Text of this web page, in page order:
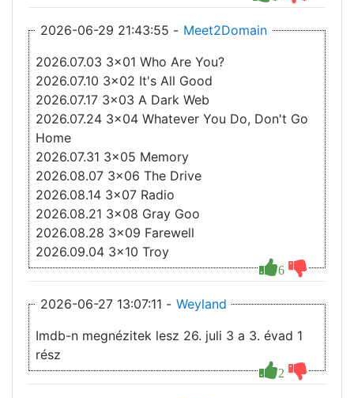
2026-06-29 21:43:55 - Meet2Domain
6
2026.07.03 3x01 Who Are You?
2026.07.10 3x02 It's All Good
2026.07.17 3x03 A Dark Web
2026.07.24 3x04 Whatever You Do, Don't Go
Home
2026.07.31 3x05 Memory
2026.08.07 3x06 The Drive
2026.08.14 3x07 Radio
2026.08.21 3x08 Gray Goo
2026.08.28 3x09 Farewell
2026.09.04 3x10 Troy
2026-06-27 13:07:11 - Weyland
2
Imdb-n megnézitek lesz 26. juli 3 a 3. évad 1
rész